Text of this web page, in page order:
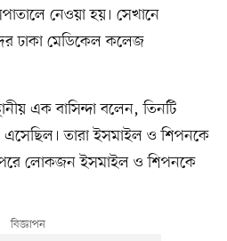
নেওয়া হয়। সেখানে
ঢাকা মেডিকেল কলেজ
এক বাসিন্দা বলেন, তিনটি
তারা ইসমাইল ও শিপনকে
লোকজন ইসমাইল ও শিপনকে